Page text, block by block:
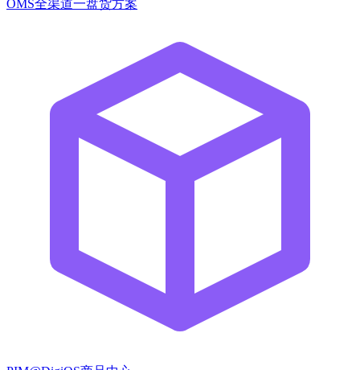
OMS全渠道一盘货方案